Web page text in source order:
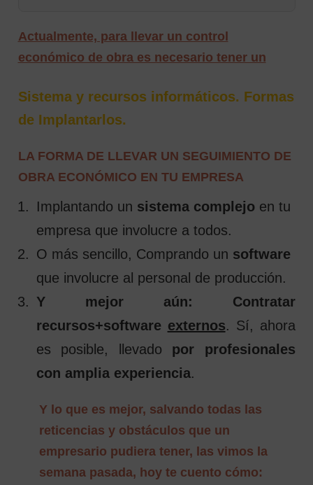
Actualmente, para llevar un control
económico de obra es necesario tener un
Sistema y recursos informáticos. Formas
de Implantarlos.
LA FORMA DE LLEVAR UN SEGUIMIENTO DE
OBRA ECONÓMICO EN TU EMPRESA
Implantando un sistema complejoen tu
empresa que involucre a todos.
O más sencillo, Comprando un software
que involucre al personal de producción.
Y mejor aún: Contratar
recursos+software externos. Sí, ahora
es posible, llevado por profesionales
con amplia experiencia.
Y lo que es mejor, salvando todas las
reticencias y obstáculos que un
empresario pudiera tener, las vimos la
semana pasada, hoy te cuento cómo: